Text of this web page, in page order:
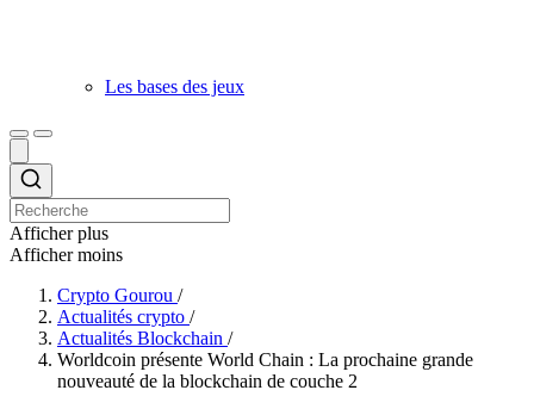
Les bases des jeux
Afficher plus
Afficher moins
Crypto Gourou /
Actualités crypto /
Actualités Blockchain /
Worldcoin présente World Chain : La prochaine grande
nouveauté de la blockchain de couche 2